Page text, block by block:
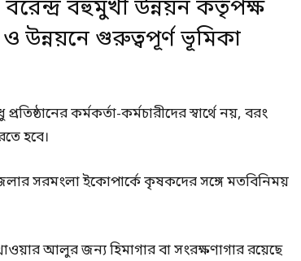
বহুমুখী উন্নয়ন কর্তৃপক্ষ
উন্নয়নে গুরুত্বপূর্ণ ভূমিকা
কর্মকর্তা-কর্মচারীদের স্বার্থে নয়, বরং
হবে।
সরমংলা ইকোপার্কে কৃষকদের সঙ্গে মতবিনিময়
আলুর জন্য হিমাগার বা সংরক্ষণাগার রয়েছে